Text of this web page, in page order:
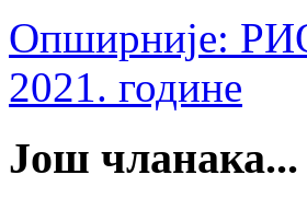
Опширније:
2021. године
Још чланака...